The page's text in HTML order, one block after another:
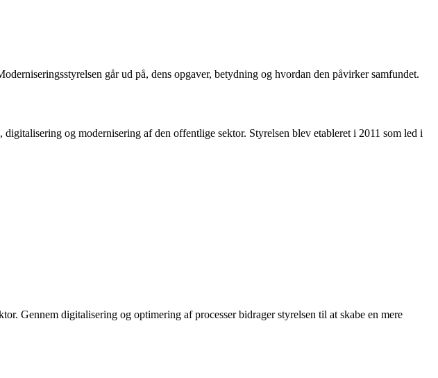
går ud på, dens opgaver, betydning og hvordan den påvirker samfundet.
og modernisering af den offentlige sektor. Styrelsen blev etableret i 2011 som led i
Gennem digitalisering og optimering af processer bidrager styrelsen til at skabe en mere